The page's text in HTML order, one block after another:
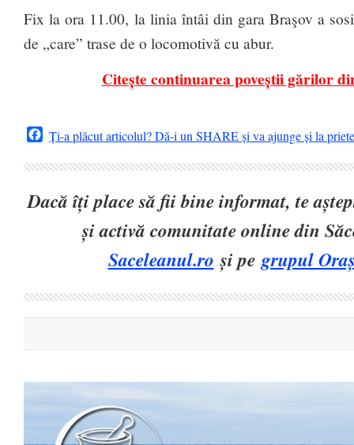
Fix la ora 11.00, la linia întâi din gara Braşov a
de „care” trase de o locomotivă cu abur.
Citește continuarea poveștii gărilor
Facebook
Ți-a plăcut articolul? Dă-i un SHARE și va ajunge și la
Dacă îți place să fii bine informat, te
și activă comunitate online din
Saceleanul.ro și pegrupul